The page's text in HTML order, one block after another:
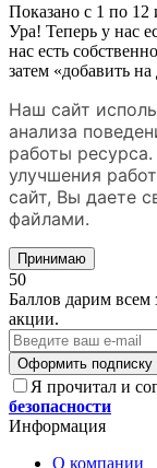
Показано с 1 по 12
Ура! Теперь у нас
нас есть
затем «добавить
Наш сайт
анализа
работы
улучшения
сайт, Вы даете
файлами.
Принимаю
50
Баллов дарим
акции.
Оформить подписку
Я прочитал и
безопасности
Информация
О компании